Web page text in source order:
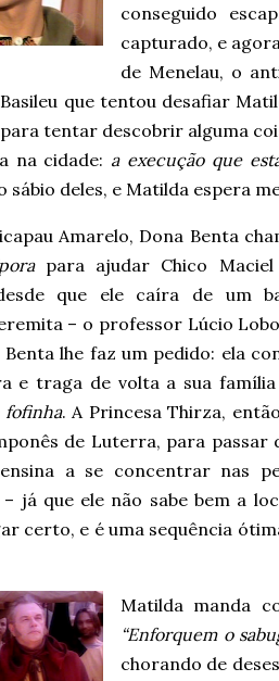
conseguido
capturado, e
de Menelau, o
que tentou desafiar
tentar descobrir alguma
na cidade: a execução que
sábio deles, e Matilda espera
Amarelo, Dona Benta
para ajudar Chico
que ele caíra de um
– o professor Lúcio
lhe faz um pedido: ela
e traga de volta a sua
fofinha. A Princesa Thirza,
de Luterra, para
a se concentrar nas
já que ele não sabe bem a
certo, e é uma sequência
Matilda manda
“Enforquem o
chorando de